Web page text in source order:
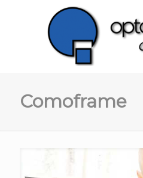
Comoframe